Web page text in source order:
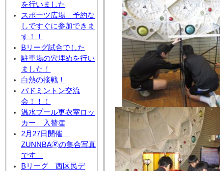
を行いました
スポーツ広場 予約な
しですぐに参加できま
す！！
Bリーグ試合でした
駐車場の穴埋めを行い
ました！
白熱の接戦！
バドミントン交流
会！！！
温水プール更衣室ロッ
カー 入替👏
2月27日開催
ZUNNBA🄬の集合写真
です
Bリーグ 西区民デ